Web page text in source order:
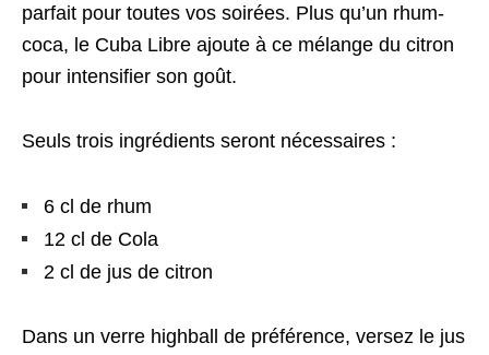
parfait pour toutes vos soirées. Plus qu’un rhum-
coca, le Cuba Libre ajoute à ce mélange du citron
pour intensifier son goût.
Seuls trois ingrédients seront nécessaires :
6 cl de rhum
12 cl de Cola
2 cl de jus de citron
Dans un verre highball de préférence, versez le jus